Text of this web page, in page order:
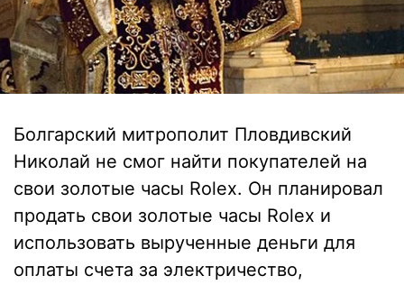
Болгарский митрополит Пловдивский
Николай не смог найти покупателей на
свои золотые часы Rolex. Он планировал
продать свои золотые часы Rolex и
использовать вырученные деньги для
оплаты счета за электричество,